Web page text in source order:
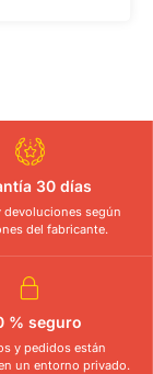
30 días
devoluciones según
del fabricante.
% seguro
y pedidos están
un entorno privado.